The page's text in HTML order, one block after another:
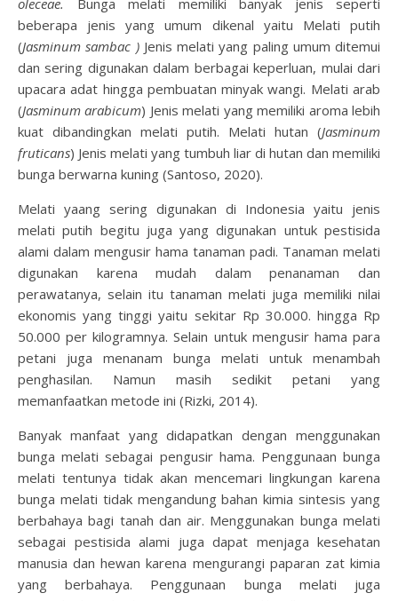
oleceae.
Bunga melati memiliki banyak jenis seperti
beberapa jenis yang umum dikenal yaitu Melati putih
(Jasminum sambac ) Jenis melati yang paling umum ditemui
dan sering digunakan dalam berbagai keperluan, mulai dari
upacara adat hingga pembuatan minyak wangi. Melati arab
(Jasminum arabicum) Jenis melati yang memiliki aroma lebih
kuat dibandingkan melati putih. Melati hutan (Jasminum
fruticans) Jenis melati yang tumbuh liar di hutan dan memiliki
bunga berwarna kuning (Santoso, 2020).
Melati yaang sering digunakan di Indonesia yaitu jenis
melati putih begitu juga yang digunakan untuk pestisida
alami dalam mengusir hama tanaman padi. Tanaman melati
digunakan karena mudah dalam penanaman dan
perawatanya, selain itu tanaman melati juga memiliki nilai
ekonomis yang tinggi yaitu sekitar Rp 30.000. hingga Rp
50.000 per kilogramnya. Selain untuk mengusir hama para
petani juga menanam bunga melati untuk menambah
penghasilan. Namun masih sedikit petani yang
memanfaatkan metode ini (Rizki, 2014).
Banyak manfaat yang didapatkan dengan menggunakan
bunga melati sebagai pengusir hama. Penggunaan bunga
melati tentunya tidak akan mencemari lingkungan karena
bunga melati tidak mengandung bahan kimia sintesis yang
berbahaya bagi tanah dan air. Menggunakan bunga melati
sebagai pestisida alami juga dapat menjaga kesehatan
manusia dan hewan karena mengurangi paparan zat kimia
yang berbahaya. Penggunaan bunga melati juga